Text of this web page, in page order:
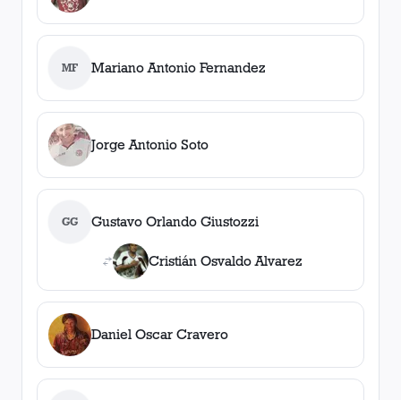
MF Mariano Antonio Fernandez
Jorge Antonio Soto
GG Gustavo Orlando Giustozzi
Cristián Osvaldo Alvarez
Daniel Oscar Cravero